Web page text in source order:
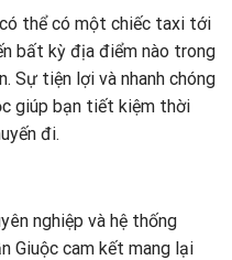
thể có một chiếc taxi tới
bất kỳ địa điểm nào trong
Sự tiện lợi và nhanh chóng
giúp bạn tiết kiệm thời
đi.
nghiệp và hệ thống
Giuộc cam kết mang lại